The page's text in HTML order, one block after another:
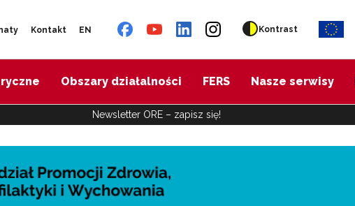
Kontakt EN Kontrast
Obszary działalności FERS Nasze serwisy
Newsletter ORE – zapisz się!